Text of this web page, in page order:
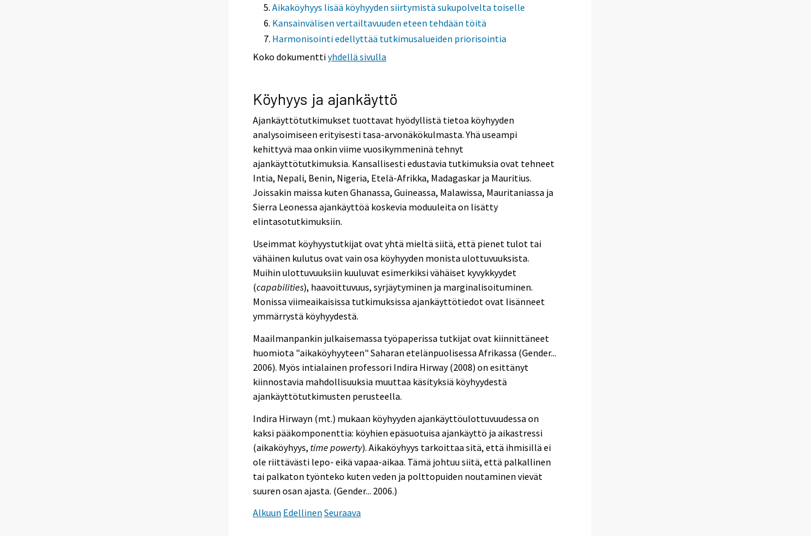
Aikaköyhyys lisää köyhyyden siirtymistä sukupolvelta toiselle
Kansainvälisen vertailtavuuden eteen tehdään töitä
Harmonisointi edellyttää tutkimusalueiden priorisointia
Koko dokumenttiyhdellä sivulla
Köyhyys ja ajankäyttö
Ajankäyttötutkimukset tuottavat hyödyllistä tietoa köyhyyden
analysoimiseen erityisesti tasa-arvonäkökulmasta. Yhä useampi
kehittyvä maa onkin viime vuosikymmeninä tehnyt
ajankäyttötutkimuksia. Kansallisesti edustavia tutkimuksia ovat tehneet
Intia, Nepali, Benin, Nigeria, Etelä-Afrikka, Madagaskar ja Mauritius.
Joissakin maissa kuten Ghanassa, Guineassa, Malawissa, Mauritaniassa ja
Sierra Leonessa ajankäyttöä koskevia moduuleita on lisätty
elintasotutkimuksiin.
Useimmat köyhyystutkijat ovat yhtä mieltä siitä, että pienet tulot tai
vähäinen kulutus ovat vain osa köyhyyden monista ulottuvuuksista.
Muihin ulottuvuuksiin kuuluvat esimerkiksi vähäiset kyvykkyydet
(capabilities), haavoittuvuus, syrjäytyminen ja marginalisoituminen.
Monissa viimeaikaisissa tutkimuksissa ajankäyttötiedot ovat lisänneet
ymmärrystä köyhyydestä.
Maailmanpankin julkaisemassa työpaperissa tutkijat ovat kiinnittäneet
huomiota "aikaköyhyyteen" Saharan etelänpuolisessa Afrikassa (Gender...
2006). Myös intialainen professori Indira Hirway (2008) on esittänyt
kiinnostavia mahdollisuuksia muuttaa käsityksiä köyhyydestä
ajankäyttötutkimusten perusteella.
Indira Hirwayn (mt.) mukaan köyhyyden ajankäyttöulottuvuudessa on
kaksi pääkomponenttia: köyhien epäsuotuisa ajankäyttö ja aikastressi
(aikaköyhyys, time powerty). Aikaköyhyys tarkoittaa sitä, että ihmisillä ei
ole riittävästi lepo- eikä vapaa-aikaa. Tämä johtuu siitä, että palkallinen
tai palkaton työnteko kuten veden ja polttopuiden noutaminen vievät
suuren osan ajasta. (Gender... 2006.)
Alkuun Edellinen Seuraava